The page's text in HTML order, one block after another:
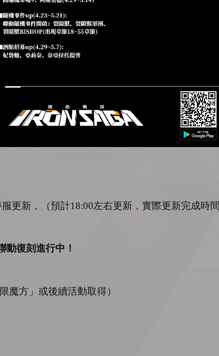
更新，（預計18:00左右更新，實際更新完成時
動復刻進行中 ！
魔方」或後續活動取得）